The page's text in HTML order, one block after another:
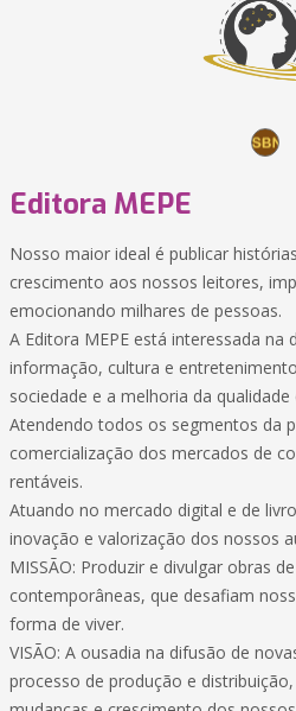
Editora MEPE
Nosso maior ideal é publicar
crescimento aos nossos leitores,
emocionando milhares de pessoas.
A Editora MEPE está interessada na
informação, cultura e
sociedade e a melhoria da
Atendendo todos os segmentos da
comercialização dos mercados de
rentáveis.
Atuando no mercado digital e de
inovação e valorização dos nossos
MISSÃO: Produzir e divulgar obras
contemporâneas, que desafiam
forma de viver.
VISÃO: A ousadia na difusão de
processo de produção e